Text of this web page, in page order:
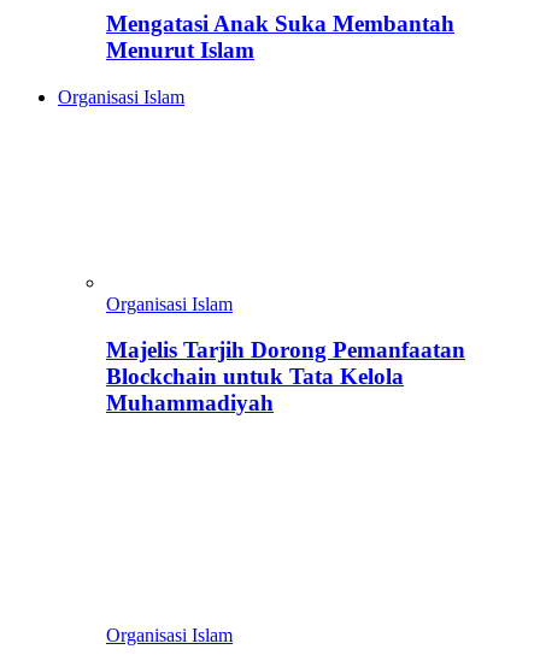
Mengatasi Anak Suka Membantah
Menurut Islam
Organisasi Islam
Organisasi Islam
Majelis Tarjih Dorong Pemanfaatan
Blockchain untuk Tata Kelola
Muhammadiyah
Organisasi Islam